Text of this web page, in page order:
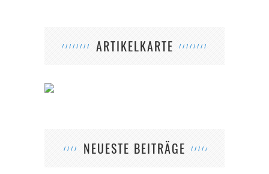
ARTIKELKARTE
NEUESTE BEITRÄGE